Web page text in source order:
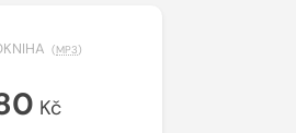
(MP3)
Kč